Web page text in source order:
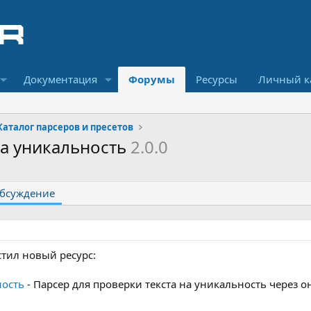
Документация Форумы Ресурсы Личный
парсеров и пресетов
уникальность 2.0.0
новый ресурс:
- Парсер для проверки текста на уникальность через